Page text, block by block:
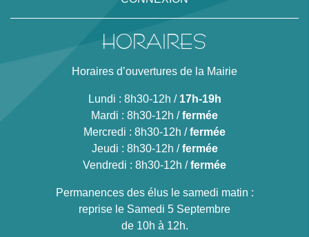
HORAIRES
Horaires d’ouvertures de la Mairie
Lundi : 8h30-12h / 17h-19h
Mardi : 8h30-12h /fermée
Mercredi : 8h30-12h /fermée
Jeudi : 8h30-12h /fermée
Vendredi : 8h30-12h /fermée
Permanences des élus le samedi matin :
reprise le Samedi 5 Septembre
de 10h à 12h.